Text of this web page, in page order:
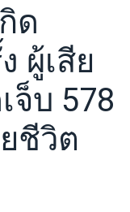
ด
ผู้เสีย
จ็บ 578
ชีวิต